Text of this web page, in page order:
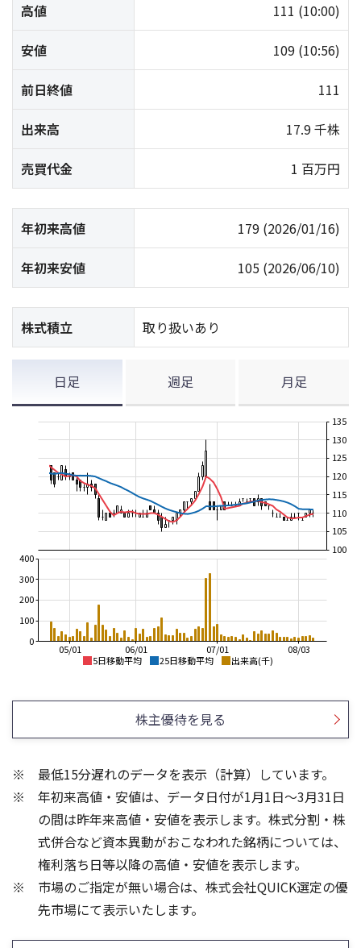
高値 111 (10:00)
安値 109 (10:56)
前日終値 111
出来高 17.9 千株
売買代金 1 百万円
年初来高値 179 (2026/01/16)
年初来安値 105 (2026/06/10)
株式積立 取り扱いあり
日足 週足 月足
5日移動平均 25日移動平均 出来高(千)
08/03
07/01
06/01
05/01
100
105
110
115
120
125
130
135
0
100
200
300
400
25/12
25/10
25/08
25/06
25/04
100
120
24/01
23/01
22/01
21/01
100
150
250
300
株主優待を見る
最低15分遅れのデータを表示（計算）しています。
年初来高値・安値は、データ日付が1月1日～3月31日
の間は昨年来高値・安値を表示します。株式分割・株
式併合など資本異動がおこなわれた銘柄については、
権利落ち日等以降の高値・安値を表示します。
市場のご指定が無い場合は、株式会社QUICK選定の優
先市場にて表示いたします。